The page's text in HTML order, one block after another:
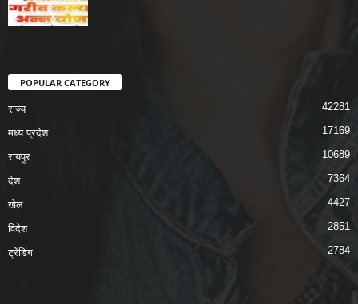
POPULAR CATEGORY
राज्य 42281
मध्य प्रदेश 17169
रायपुर 10689
देश 7364
खेल 4427
विदेश 2851
ट्रेंडिंग 2784